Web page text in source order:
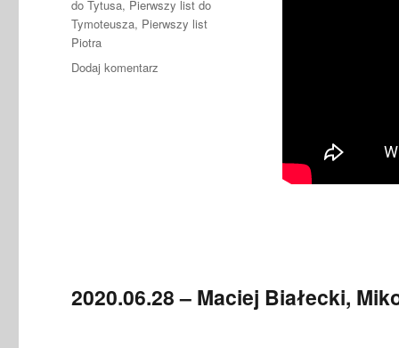
do Tytusa, Pierwszy list do
Tymoteusza, Pierwszy list
Piotra
Dodaj komentarz
2020.06.28 – Maciej Białecki,